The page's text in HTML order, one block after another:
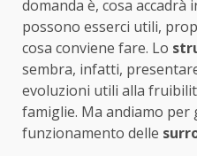
domanda è, cosa accadrà
possono esserci utili,
cosa conviene fare. Lo
sembra, infatti,
evoluzioni utili alla
famiglie. Ma andiamo per
funzionamento delle